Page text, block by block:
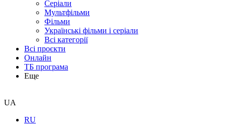
Серіали
Мультфільми
Фільми
Українські фільми і серіали
Всі категорії
Всі проєкти
Онлайн
ТБ програма
Еще
UA
RU